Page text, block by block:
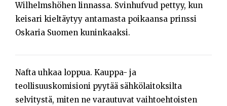
Wilhelmshöhen linnassa. Svinhufvud pettyy, kun
keisari kieltäytyy antamasta poikaansa prinssi
Oskaria Suomen kuninkaaksi.
Nafta uhkaa loppua. Kauppa- ja
teollisuuskomisioni pyytää sähkölaitoksilta
selvitystä, miten ne varautuvat vaihtoehtoisten